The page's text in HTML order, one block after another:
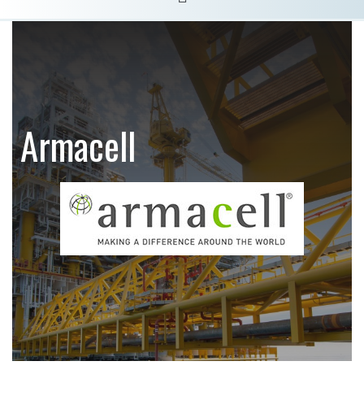
Armacell